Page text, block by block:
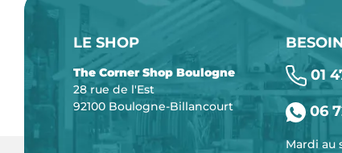
LE SHOP
The Corner Shop Boulogne
28 rue de l'Est
92100 Boulogne-Billancourt
01
06
Mardi au